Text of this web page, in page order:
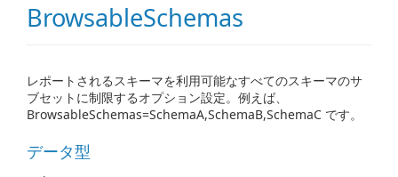
BrowsableSchemas
レポートされるスキーマを利用可能なすべてのスキーマのサ
ブセットに制限するオプション設定。例えば、
BrowsableSchemas=SchemaA,SchemaB,SchemaC です。
データ型